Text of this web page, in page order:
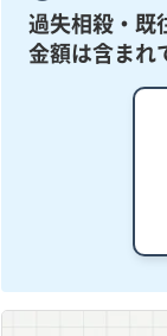
過失相殺・既
金額は含まれ